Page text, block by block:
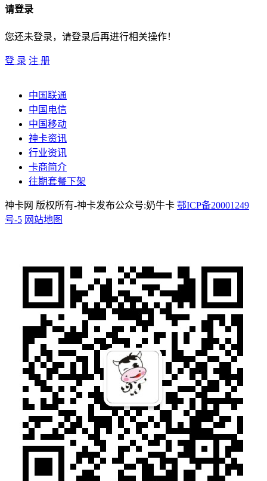
请登录
您还未登录，请登录后再进行相关操作！
登 录 注 册
中国联通
中国电信
中国移动
神卡资讯
行业资讯
卡商简介
往期套餐下架
神卡网 版权所有-神卡发布公众号:奶牛卡 鄂ICP备20001249
号-5 网站地图